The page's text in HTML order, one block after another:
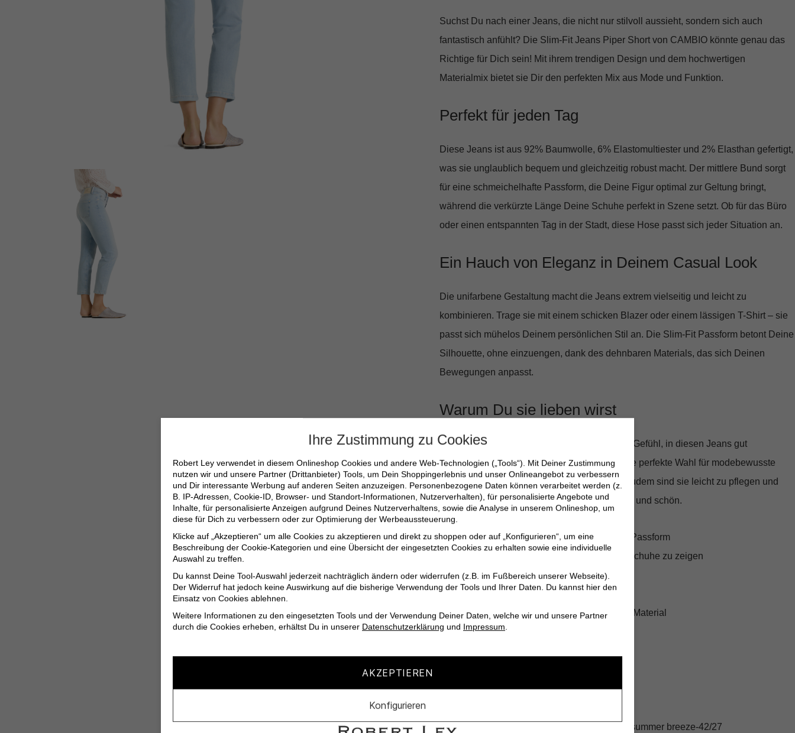
Suchst Du nach einer Jeans, die nicht nur stilvoll aussieht, sondern sich auch
fantastisch anfühlt? Die Slim-Fit Jeans Piper Shortvon CAMBIO könnte genau das
Richtige für Dich sein! Mit ihrem trendigen Design und dem hochwertigen
Materialmix bietet sie Dir den perfekten Mix aus Mode und Funktion.
Perfekt für jeden Tag
Diese Jeans ist aus 92% Baumwolle, 6% Elastomultiester und 2% Elasthan gefertigt,
was sie unglaublich bequem und gleichzeitig robust macht. Der mittlere Bund sorgt
für eine schmeichelhafte Passform, die Deine Figur optimal zur Geltung bringt,
während die verkürzte Länge Deine Schuhe perfekt in Szene setzt. Ob für das Büro
oder einen entspannten Tag in der Stadt, diese Hose passt sich jeder Situation an.
Ein Hauch von Eleganz in Deinem Casual Look
Die unifarbene Gestaltung macht die Jeans extrem vielseitig und leicht zu
kombinieren. Trage sie mit einem schicken Blazer oder einem lässigen T-Shirt – sie
passt sich mühelos Deinem persönlichen Stil an. Die Slim-Fit Passform betont Deine
Silhouette, ohne einzuengen, dank des dehnbaren Materials, das sich Deinen
Bewegungen anpasst.
Warum Du sie lieben wirst
Nicht nur der Tragekomfort, sondern auch das Gefühl, in diesen Jeans gut
auszusehen, wird Dich begeistern. Sie sind die perfekte Wahl für modebewusste
Frauen, die Wert auf Qualität und Stil legen. Zudem sind sie leicht zu pflegen und
bleiben auch nach häufigem Tragen formstabil und schön.
Bequemer mittlerer Bund für eine optimale Passform
Verkürzte Länge ideal, um Deine Lieblingsschuhe zu zeigen
Dehnbares Material für Bewegungsfreiheit
Einfach zu kombinieren für diverse Anlässe
Hochwertige Verarbeitung und langlebiges Material
Produktnummer:
66.9182008345-5108 summer breeze-42/27
Ihre Zustimmung zu Cookies
Robert Ley verwendet in diesem Onlineshop Cookies und andere Web-Technologien („Tools“). Mit Deiner Zustimmung
nutzen wir und unsere Partner (Drittanbieter) Tools, um Dein Shoppingerlebnis und unser Onlineangebot zu verbessern
und Dir interessante Werbung auf anderen Seiten anzuzeigen. Personenbezogene Daten können verarbeitet werden (z.
B. IP-Adressen, Cookie-ID, Browser- und Standort-Informationen, Nutzerverhalten), für personalisierte Angebote und
Inhalte, für personalisierte Anzeigen aufgrund Deines Nutzerverhaltens, sowie die Analyse in unserem Onlineshop, um
diese für Dich zu verbessern oder zur Optimierung der Werbeaussteuerung.
Klicke auf „Akzeptieren“ um alle Cookies zu akzeptieren und direkt zu shoppen oder auf „Konfigurieren“, um eine
Beschreibung der Cookie-Kategorien und eine Übersicht der eingesetzten Cookies zu erhalten sowie eine individuelle
Auswahl zu treffen.
Du kannst Deine Tool-Auswahl jederzeit nachträglich ändern oder widerrufen (z.B. im Fußbereich unserer Webseite).
Der Widerruf hat jedoch keine Auswirkung auf die bisherige Verwendung der Tools und Ihrer Daten. Du kannst hier den
Einsatz von Cookies ablehnen.
Weitere Informationen zu den eingesetzten Tools und der Verwendung Deiner Daten, welche wir und unsere Partner
durch die Cookies erheben, erhältst Du in unserer Datenschutzerklärung und Impressum.
AKZEPTIEREN
Konfigurieren